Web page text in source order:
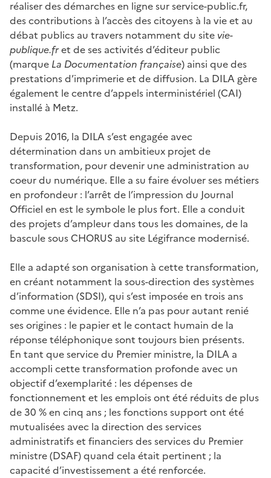
réaliser des démarches en ligne sur service-public.fr,
des contributions à l’accès des citoyens à la vie et au
débat publics au travers notamment du site vie-
publique.fret de ses activités d’éditeur public
(marque La Documentation française) ainsi que des
prestations d’imprimerie et de diffusion. La DILA gère
également le centre d’appels interministériel (CAI)
installé à Metz.
Depuis 2016, la DILA s’est engagée avec
détermination dans un ambitieux projet de
transformation, pour devenir une administration au
coeur du numérique. Elle a su faire évoluer ses métiers
en profondeur : l’arrêt de l’impression du Journal
Officiel en est le symbole le plus fort. Elle a conduit
des projets d’ampleur dans tous les domaines, de la
bascule sous CHORUS au site Légifrance modernisé.
Elle a adapté son organisation à cette transformation,
en créant notamment la sous-direction des systèmes
d’information (SDSI), qui s’est imposée en trois ans
comme une évidence. Elle n’a pas pour autant renié
ses origines : le papier et le contact humain de la
réponse téléphonique sont toujours bien présents.
En tant que service du Premier ministre, la DILA a
accompli cette transformation profonde avec un
objectif d’exemplarité : les dépenses de
fonctionnement et les emplois ont été réduits de plus
de 30 % en cinq ans ; les fonctions support ont été
mutualisées avec la direction des services
administratifs et financiers des services du Premier
ministre (DSAF) quand cela était pertinent ; la
capacité d’investissement a été renforcée.